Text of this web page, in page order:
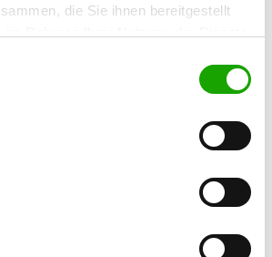
die Sie ihnen bereitgestellt
unsere Webseite weiterhin nutzen.